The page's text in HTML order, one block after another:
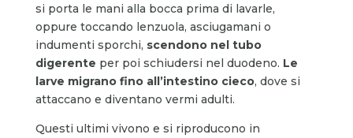
si porta le mani alla bocca prima di lavarle,
oppure toccando lenzuola, asciugamani o
indumenti sporchi, scendono nel tubo
digerente per poi schiudersi nel duodeno. Le
larve migrano fino all’intestino cieco, dove si
attaccano e diventano vermi adulti.
Questi ultimi vivono e si riproducono in